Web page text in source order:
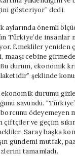
gösteriyor” dedi.
aylarında önemli
Türkiye’de insanlar
Emekliler yeniden
maaşı cebine
durum, ekonomik
şeklinde
ekonomik durumu
savundu.
ödeyemeyen
ve geçim
Saray başka
gündemi mutfak,
tamamladı.